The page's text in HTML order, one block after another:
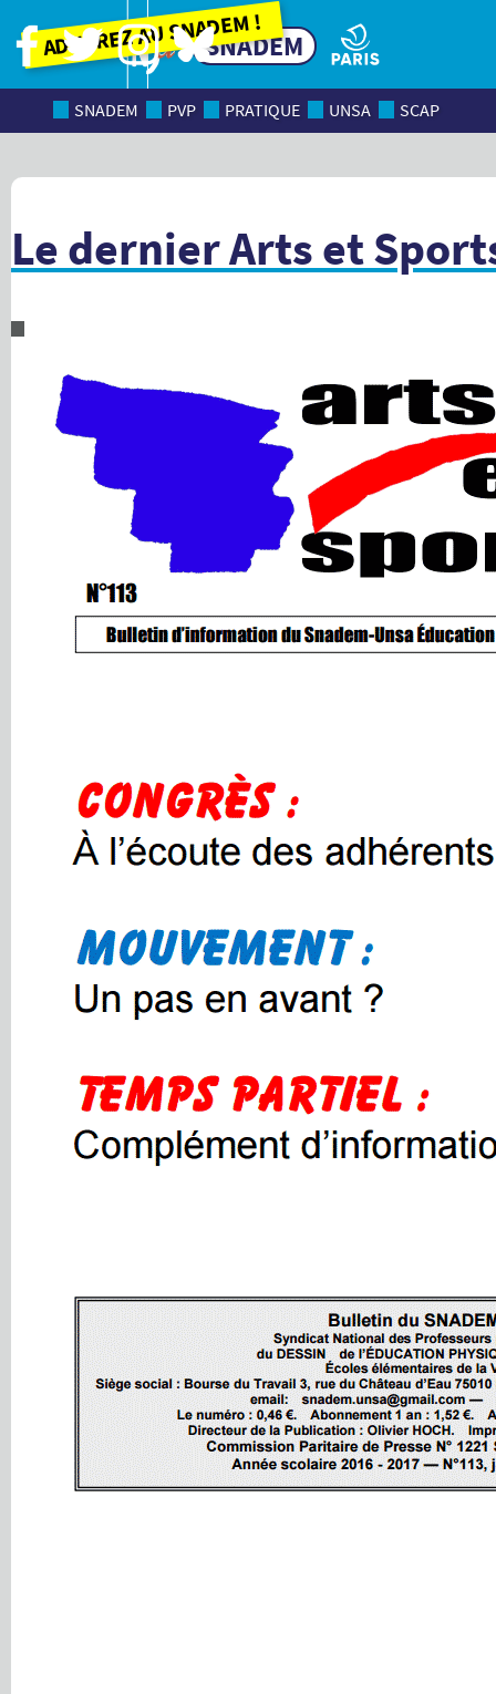
Adhérez au SNADEM !
SNADEM
SNADEM PVP PRATIQUE UNSA SCAP
Le dernier Arts et